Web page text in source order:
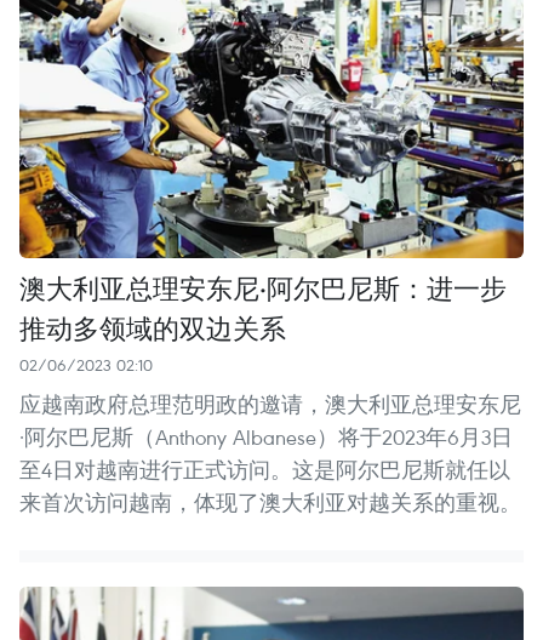
澳大利亚总理安东尼·阿尔巴尼斯：进一步
推动多领域的双边关系
02/06/2023 02:10
应越南政府总理范明政的邀请，澳大利亚总理安东尼
·阿尔巴尼斯（Anthony Albanese）将于2023年6月3日
至4日对越南进行正式访问。这是阿尔巴尼斯就任以
来首次访问越南，体现了澳大利亚对越关系的重视。